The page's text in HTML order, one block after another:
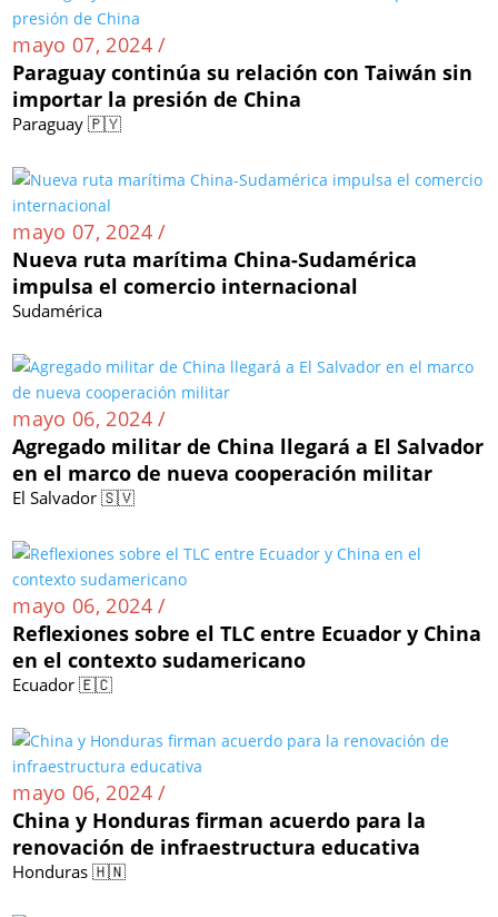
mayo 07, 2024 /
Paraguay continúa su relación con Taiwán sin
importar la presión de China
Paraguay 🇵🇾
mayo 07, 2024 /
Nueva ruta marítima China-Sudamérica
impulsa el comercio internacional
Sudamérica
mayo 06, 2024 /
Agregado militar de China llegará a El Salvador
en el marco de nueva cooperación militar
El Salvador 🇸🇻
mayo 06, 2024 /
Reflexiones sobre el TLC entre Ecuador y China
en el contexto sudamericano
Ecuador 🇪🇨
mayo 06, 2024 /
China y Honduras firman acuerdo para la
renovación de infraestructura educativa
Honduras 🇭🇳